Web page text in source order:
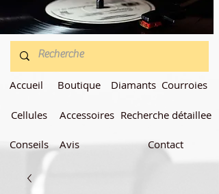
Accueil
Cellules
Conseils
Boutique
Accessoires
Avis
Diamants Courroies
Recherche détaillee
Contact